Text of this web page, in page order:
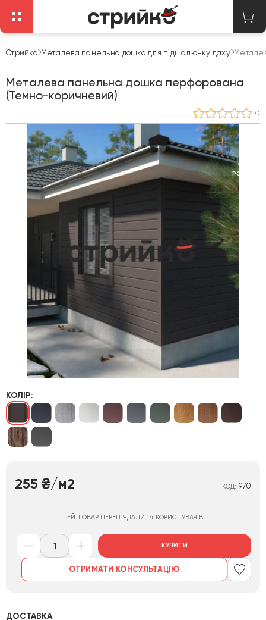
Стрийко Металева панельна дошка для підшалюнку даху
Металева панельна дошка перфорована
(Темно-коричневий)
0
15
РОКІВ
КОЛІР:
255 ₴/м2 КОД: 970
ЦЕЙ ТОВАР ПЕРЕГЛЯДАЛИ 14 КОРИСТУВАЧІВ
КУПИТИ
ОТРИМАТИ КОНСУЛЬТАЦІЮ
ДОСТАВКА